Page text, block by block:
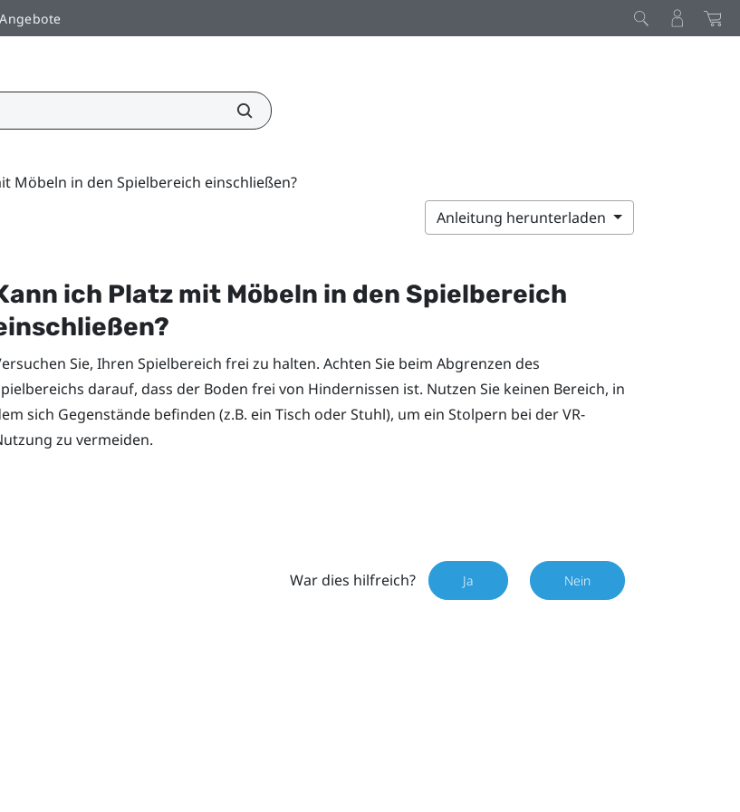
Möbeln in den Spielbereich einschließen?
Anleitung herunterladen
ich Platz mit Möbeln in den Spielbereich
Sie, Ihren Spielbereich frei zu halten. Achten Sie beim Abgrenzen des
darauf, dass der Boden frei von Hindernissen ist. Nutzen Sie keinen Bereich, in
sich Gegenstände befinden (z.B. ein Tisch oder Stuhl), um ein Stolpern bei der VR-
zu vermeiden.
War dies hilfreich? Ja Nein